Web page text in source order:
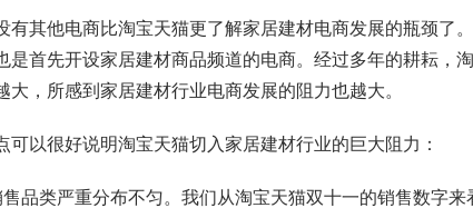
有其他电商比淘宝天猫更了解家居建材电商发展的瓶颈了
是首先开设家居建材商品频道的电商。经过多年的耕耘，
大，所感到家居建材行业电商发展的阻力也越大。
可以很好说明淘宝天猫切入家居建材行业的巨大阻力：
品类严重分布不匀。我们从淘宝天猫双十一的销售数字来